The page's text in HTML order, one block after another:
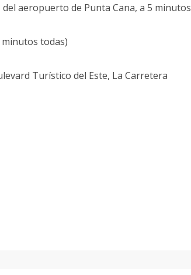
aeropuerto de Punta Cana, a 5 minutos
minutos todas)
Turístico del Este, La Carretera